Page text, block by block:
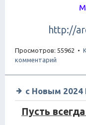
http://
Просмотров: 55962 •
комментарий
с Новым 2024
Пусть